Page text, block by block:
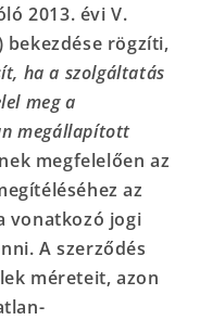
2013. évi V.
bekezdése rögzíti,
ha a szolgáltatás
meg a
megállapított
megfelelően az
az
vonatkozó jogi
A szerződés
méreteit, azon